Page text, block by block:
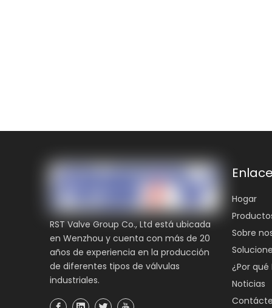
RST Valve Group Co., Ltd está ubicada
en Wenzhou y cuenta con más de 20
años de experiencia en la producción
de diferentes tipos de válvulas
industriales.
Hogar
Sobre
¿Por qué
Noticias